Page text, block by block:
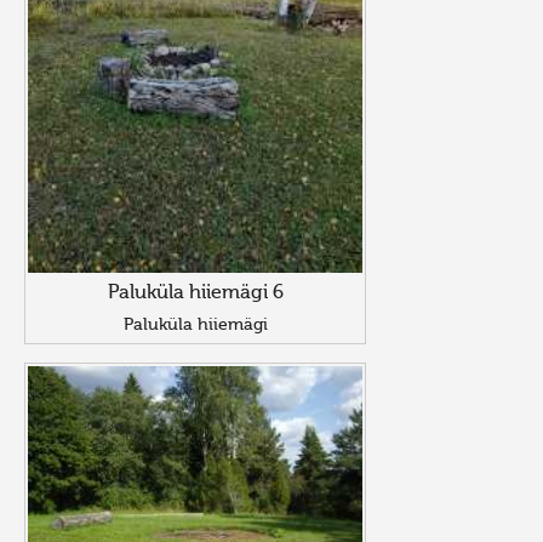
Paluküla hiiemägi 6
Paluküla hiiemägi